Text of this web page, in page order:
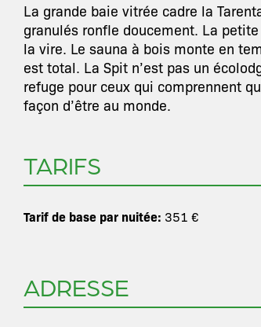
La grande baie vitrée cadre la
granulés ronfle doucement. La
la vire. Le sauna à bois monte en
est total. La Spit n’est pas un
refuge pour ceux qui comprennent
façon d’être au monde.
TARIFS
Tarif de base par nuitée: 351 €
ADRESSE